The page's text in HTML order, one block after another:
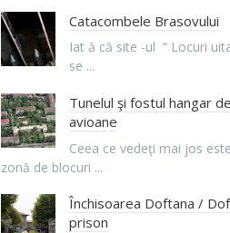
Catacombele Brasovului
Iat ă că site -ul “ Locuri
se ...
Tunelul şi fostul hangar de
avioane
Ceea ce vedeţi mai jos
zonă de blocuri ...
Închisoarea Doftana /
prison